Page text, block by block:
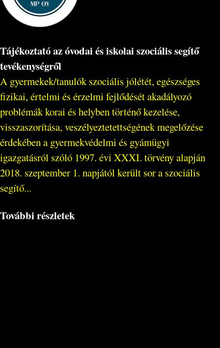
Tájékoztató az óvodai és iskolai szociális segítő
tevékenységről
A gyermekek/tanulók szociális jólétét, egészséges
fizikai, értelmi és érzelmi fejlődését akadályozó
problémák korai és helyben történő kezelése,
visszaszorítása, veszélyeztetettségének megelőzése
érdekében a gyermekvédelmi és gyámügyi
igazgatásról szóló 1997. évi XXXI. törvény alapján
2018. szeptember 1. napjától került sor a szociális
segítő...
További részletek